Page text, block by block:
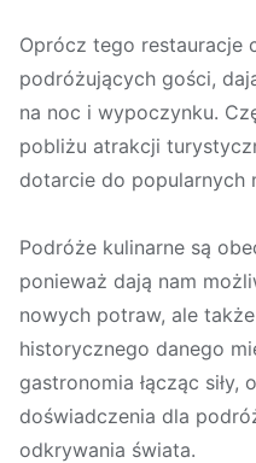
Oprócz tego restauracje
podróżujących gości,
na noc i wypoczynku.
pobliżu atrakcji
dotarcie do popularnych
Podróże kulinarne są
ponieważ dają nam
nowych potraw, ale
historycznego danego
gastronomia łącząc siły,
doświadczenia dla
odkrywania świata.